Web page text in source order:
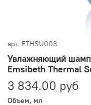
арт. ETHSU003
Увлажняющий
Emsibeth Thermal
3 834.00 руб
Объем, мл